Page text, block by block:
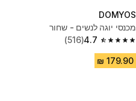
DOMYOS
מכנסי יוגה לנשים - שחור
4.7
4.7 out of 5 stars from 516 reviews
(516)